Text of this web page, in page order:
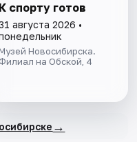
К спорту готов
августа 2026 •
Новосибирска.
Филиал на Обской, 4
→